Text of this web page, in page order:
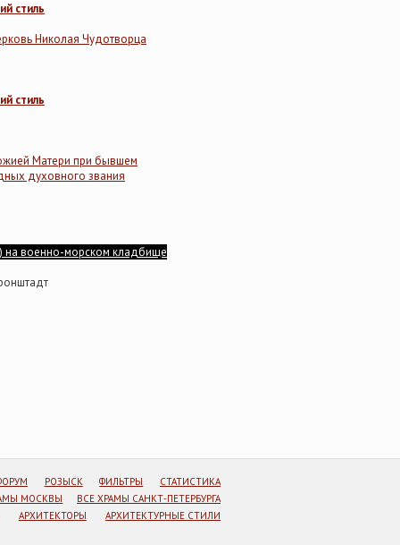
стиль
Николая Чудотворца
стиль
Матери при бывшем
духовного звания
на военно-морском кладбище
РОЗЫСК ФИЛЬТРЫ
СТАТИСТИКА
МОСКВЫ
ВСЕ ХРАМЫ САНКТ-ПЕТЕРБУРГА
АРХИТЕКТОРЫ АРХИТЕКТУРНЫЕ СТИЛИ